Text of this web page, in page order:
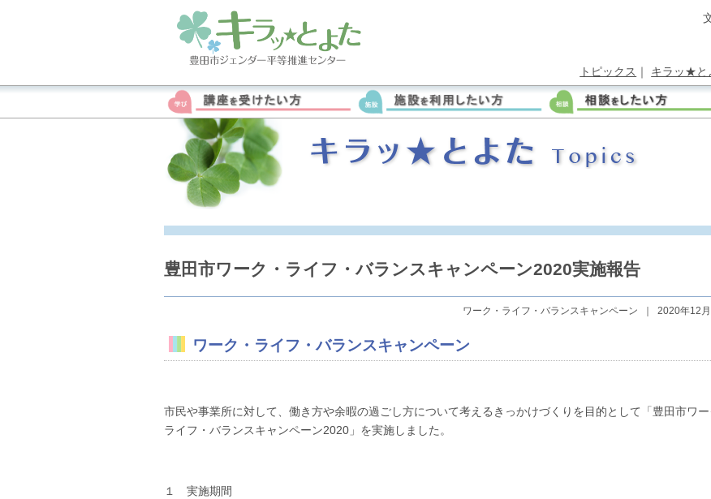
トピックス ｜ キラッ★と
豊田市ワーク・ライフ・バランスキャンペーン2020実施報告
ワーク・ライフ・バランスキャンペーン ｜ 2020年12
ワーク・ライフ・バランスキャンペーン
市民や事業所に対して、働き方や余暇の過ごし方について考えるきっかけづくりを目的として「豊田市ワー
ライフ・バランスキャンペーン2020」を実施しました。
１ 実施期間